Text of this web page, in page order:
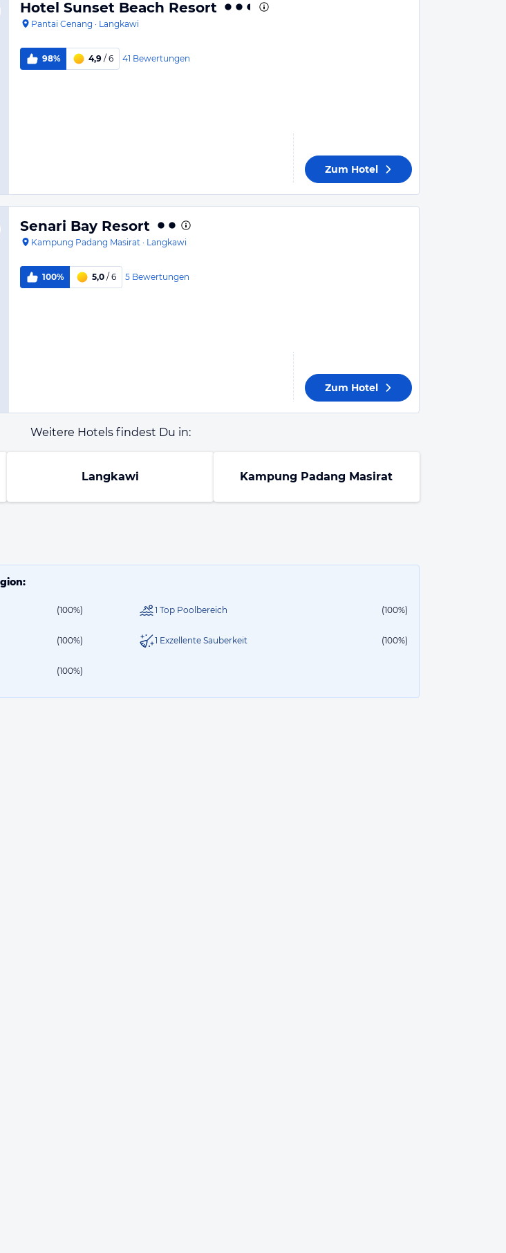
Hotel Sunset Beach Resort
Pantai Cenang · Langkawi
98% 4,9 / 6 41 Bewertungen
Zum Hotel
Senari Bay Resort
Kampung Padang Masirat · Langkawi
100% 5,0 / 6 5 Bewertungen
Zum Hotel
Weitere Hotels findest Du in:
Langkawi Kampung Padang Masirat
(100%) 1 Top Poolbereich (100%)
(100%) 1 Exzellente Sauberkeit (100%)
(100%)